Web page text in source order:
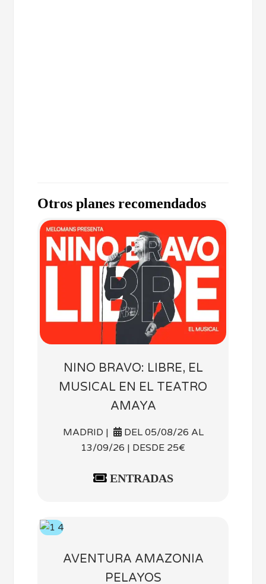
Otros planes recomendados
NINO BRAVO: LIBRE, EL
MUSICAL EN EL TEATRO
AMAYA
MADRID |
DEL 05/08/26 AL
13/09/26 | DESDE 25€
ENTRADAS
AVENTURA AMAZONIA
PELAYOS